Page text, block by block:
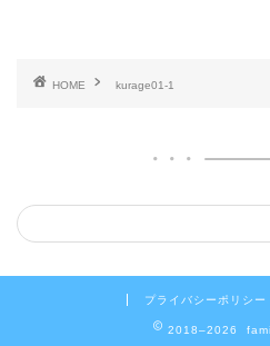
HOME kurage01-1
プライバシーポリシー
2018–2026